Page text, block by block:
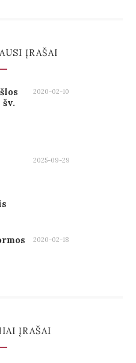
ĮRAŠAI
2020-02-10
2025-09-29
2020-02-18
ĮRAŠAI